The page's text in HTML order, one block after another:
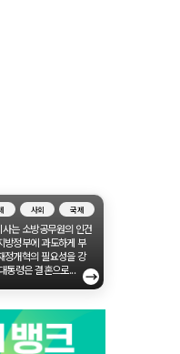
사회 국제
는 소방공무원의 인건
방정부에 과도하게 부
정개혁의 필요성을 강
통령은 결혼으로...
→